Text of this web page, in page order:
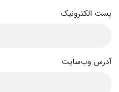
پست الکترونیک
آدرس وب‌سایت